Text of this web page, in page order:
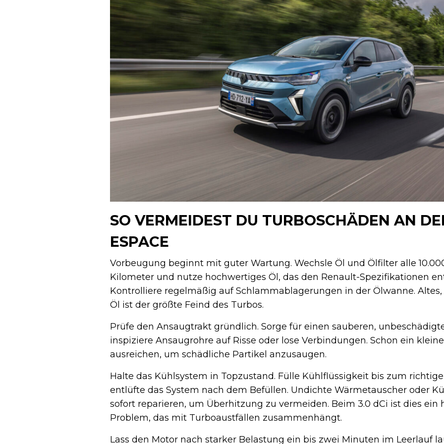
SO VERMEIDEST DU TURBOSCHÄDEN AN
ESPACE
Vorbeugung beginnt mit guter Wartung. Wechsle Öl und Ölfilter alle
Kilometer und nutze hochwertiges Öl, das den Renault-Spezifikationen
Kontrolliere regelmäßig auf Schlammablagerungen in der Ölwanne.
Öl ist der größte Feind des Turbos.
Prüfe den Ansaugtrakt gründlich. Sorge für einen sauberen,
inspiziere Ansaugrohre auf Risse oder lose Verbindungen. Schon ein
ausreichen, um schädliche Partikel anzusaugen.
Halte das Kühlsystem in Topzustand. Fülle Kühlflüssigkeit bis zum
entlüfte das System nach dem Befüllen. Undichte Wärmetauscher oder
sofort reparieren, um Überhitzung zu vermeiden. Beim 3.0 dCi ist dies ein
Problem, das mit Turboaustfällen zusammenhängt.
Lass den Motor nach starker Belastung ein bis zwei Minuten im Leerlauf